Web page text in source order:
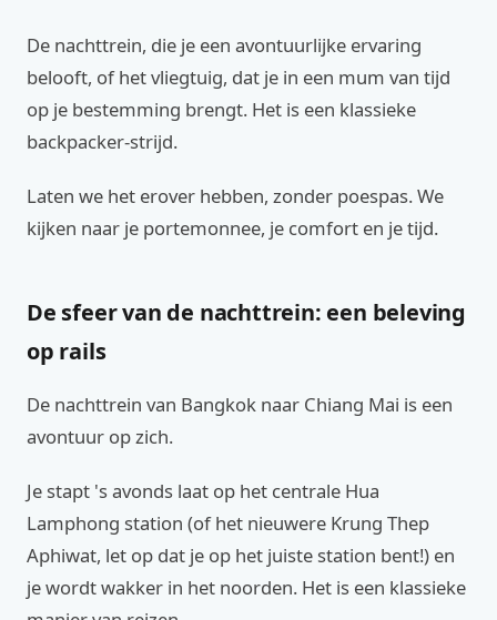
De nachttrein, die je een avontuurlijke ervaring
belooft, of het vliegtuig, dat je in een mum van tijd
op je bestemming brengt. Het is een klassieke
backpacker-strijd.
Laten we het erover hebben, zonder poespas. We
kijken naar je portemonnee, je comfort en je tijd.
De sfeer van de nachttrein: een beleving
op rails
De nachttrein van Bangkok naar Chiang Mai is een
avontuur op zich.
Je stapt 's avonds laat op het centrale Hua
Lamphong station (of het nieuwere Krung Thep
Aphiwat, let op dat je op het juiste station bent!) en
je wordt wakker in het noorden. Het is een klassieke